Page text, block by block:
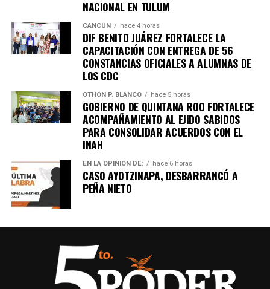
NACIONAL EN TULUM
CANCÚN hace 4 horas
DIF BENITO JUÁREZ FORTALECE LA
CAPACITACIÓN CON ENTREGA DE 56
CONSTANCIAS OFICIALES A ALUMNAS DE
LOS CDC
OTHON P. BLANCO hace 5 horas
GOBIERNO DE QUINTANA ROO FORTALECE
ACOMPAÑAMIENTO AL EJIDO SABIDOS
PARA CONSOLIDAR ACUERDOS CON EL
INAH
EN LA OPINIÓN DE: hace 6 horas
CASO AYOTZINAPA, DESBARRANCÓ A
PEÑA NIETO